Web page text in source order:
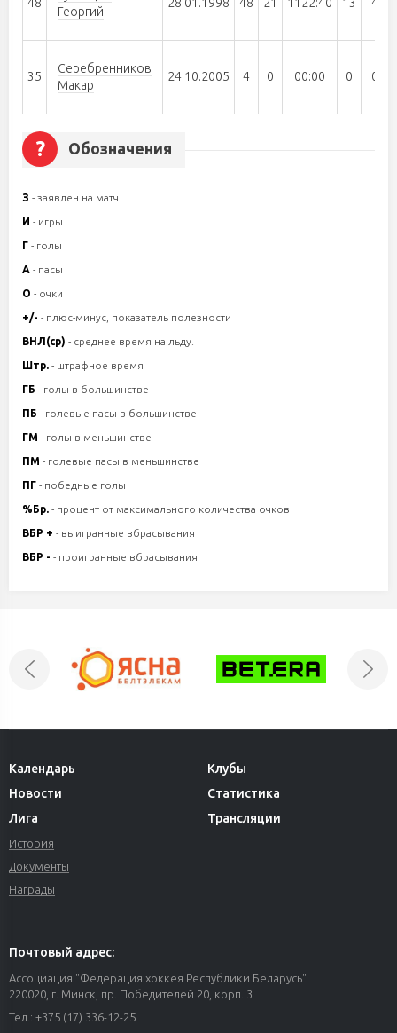
Георгий
35
Серебренников
Макар
24.10.2005 4 0 00:00 0 0
? Обозначения
З - заявлен на матч
И - игры
Г - голы
А - пасы
О - очки
+/- - плюс-минус, показатель полезности
ВНЛ(ср) - среднее время на льду.
Штр. - штрафное время
ГБ - голы в большинстве
ПБ - голевые пасы в большинстве
ГМ - голы в меньшинстве
ПМ - голевые пасы в меньшинстве
ПГ - победные голы
%Бр. - процент от максимального количества очков
ВБР + - выигранные вбрасывания
ВБР - - проигранные вбрасывания
Календарь
Клубы
Новости
Статистика
Лига
История
Документы
Награды
Трансляции
Почтовый адрес:
Ассоциация "Федерация хоккея Республики Беларусь"
220020, г. Минск, пр. Победителей 20, корп. 3
Тел.: +375 (17) 336-12-25